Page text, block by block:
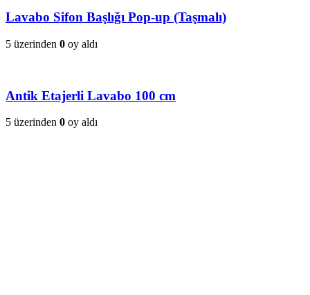
Lavabo Sifon Başlığı Pop-up (Taşmalı)
5 üzerinden 0 oy aldı
Antik Etajerli Lavabo 100 cm
5 üzerinden 0 oy aldı